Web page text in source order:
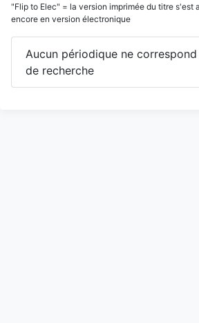
"Flip to Elec" = la version imprimée du titre s'est
encore en version électronique
Aucun périodique ne
de recherche